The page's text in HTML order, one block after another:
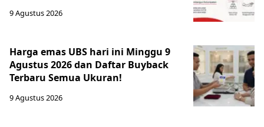
9 Agustus 2026
Harga emas UBS hari ini Minggu 9
Agustus 2026 dan Daftar Buyback
Terbaru Semua Ukuran!
9 Agustus 2026